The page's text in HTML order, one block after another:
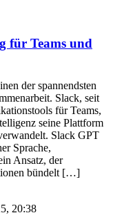
für Teams und
der spannendsten
Slack, seit
für Teams,
seine Plattform
Slack GPT
Sprache,
Ansatz, der
bündelt […]
20:38